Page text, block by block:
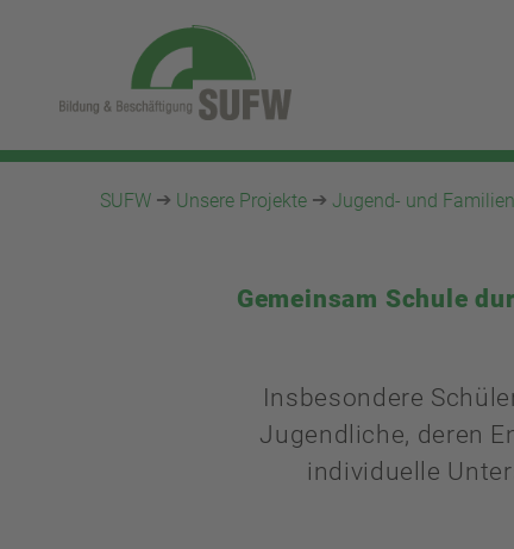
SUFW Unsere Projekte Jugend- und
Gemeinsam Schule
Insbesondere
Jugendliche, deren
individuelle